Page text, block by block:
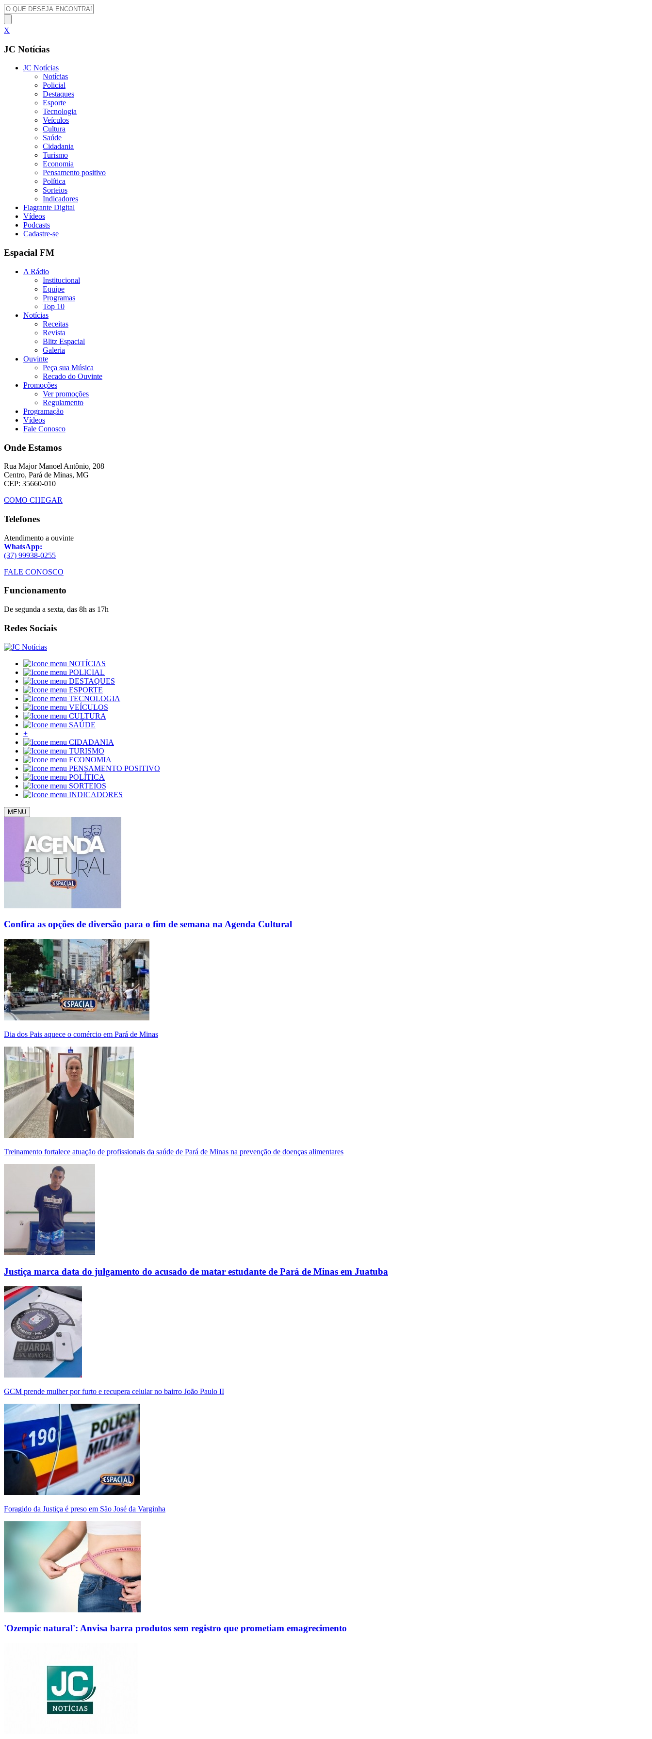
X
JC Notícias
JC Notícias
Notícias
Policial
Destaques
Esporte
Tecnologia
Veículos
Cultura
Saúde
Cidadania
Turismo
Economia
Pensamento positivo
Política
Sorteios
Indicadores
Flagrante Digital
Vídeos
Podcasts
Cadastre-se
Espacial FM
A Rádio
Institucional
Equipe
Programas
Top 10
Notícias
Receitas
Revista
Blitz Espacial
Galeria
Ouvinte
Peça sua Música
Recado do Ouvinte
Promoções
Ver promoções
Regulamento
Programação
Vídeos
Fale Conosco
Onde Estamos
Rua Major Manoel Antônio, 208
Centro, Pará de Minas, MG
CEP: 35660-010
COMO CHEGAR
Telefones
Atendimento a ouvinte
WhatsApp:
(37) 99938-0255
FALE CONOSCO
Funcionamento
De segunda a sexta, das 8h as 17h
Redes Sociais
NOTÍCIAS
POLICIAL
DESTAQUES
ESPORTE
TECNOLOGIA
VEÍCULOS
CULTURA
SAÚDE
+
CIDADANIA
TURISMO
ECONOMIA
PENSAMENTO POSITIVO
POLÍTICA
SORTEIOS
INDICADORES
MENU
Confira as opções de diversão para o fim de semana na Agenda Cultural
Dia dos Pais aquece o comércio em Pará de Minas
Treinamento fortalece atuação de profissionais da saúde de Pará de Minas na prevenção de doenças alimentares
Justiça marca data do julgamento do acusado de matar estudante de Pará de Minas em Juatuba
GCM prende mulher por furto e recupera celular no bairro João Paulo II
Foragido da Justiça é preso em São José da Varginha
'Ozempic natural': Anvisa barra produtos sem registro que prometiam emagrecimento